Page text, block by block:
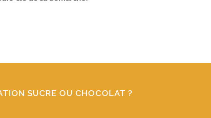
SUCRE OU CHOCOLAT ?